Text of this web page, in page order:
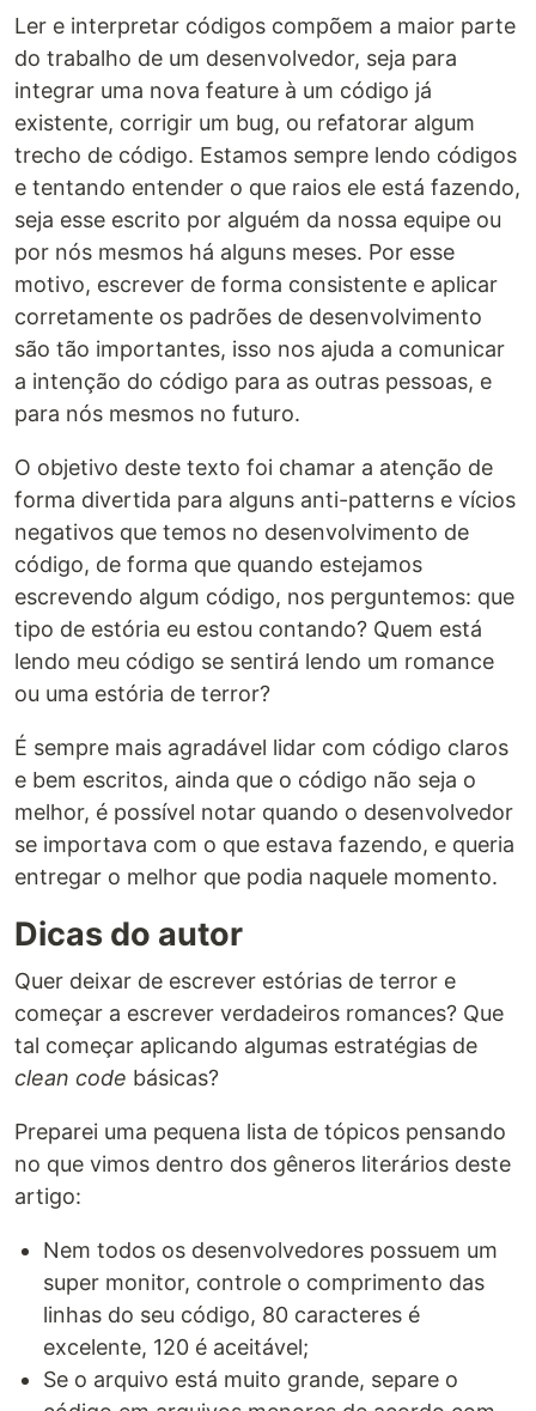
Ler e interpretar códigos compõem a maior parte
do trabalho de um desenvolvedor, seja para
integrar uma nova feature à um código já
existente, corrigir um bug, ou refatorar algum
trecho de código. Estamos sempre lendo códigos
e tentando entender o que raios ele está fazendo,
seja esse escrito por alguém da nossa equipe ou
por nós mesmos há alguns meses. Por esse
motivo, escrever de forma consistente e aplicar
corretamente os padrões de desenvolvimento
são tão importantes, isso nos ajuda a comunicar
a intenção do código para as outras pessoas, e
para nós mesmos no futuro.
O objetivo deste texto foi chamar a atenção de
forma divertida para alguns anti-patterns e vícios
negativos que temos no desenvolvimento de
código, de forma que quando estejamos
escrevendo algum código, nos perguntemos: que
tipo de estória eu estou contando? Quem está
lendo meu código se sentirá lendo um romance
ou uma estória de terror?
É sempre mais agradável lidar com código claros
e bem escritos, ainda que o código não seja o
melhor, é possível notar quando o desenvolvedor
se importava com o que estava fazendo, e queria
entregar o melhor que podia naquele momento.
Dicas do autor
Quer deixar de escrever estórias de terror e
começar a escrever verdadeiros romances? Que
tal começar aplicando algumas estratégias de
clean code básicas?
Preparei uma pequena lista de tópicos pensando
no que vimos dentro dos gêneros literários deste
artigo:
Nem todos os desenvolvedores possuem um
super monitor, controle o comprimento das
linhas do seu código, 80 caracteres é
excelente, 120 é aceitável;
Se o arquivo está muito grande, separe o